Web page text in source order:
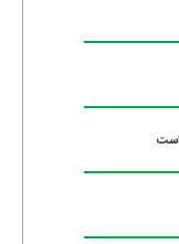
است